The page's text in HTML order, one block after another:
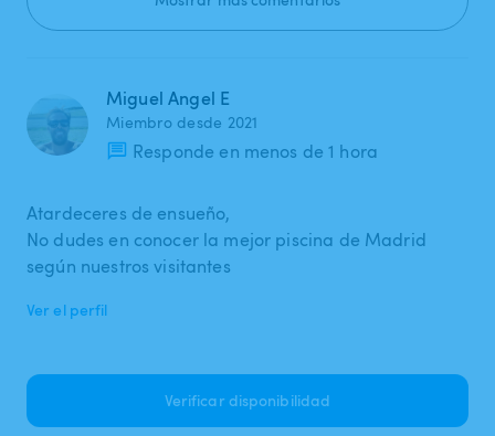
Miguel Angel E
Miembro desde 2021
Responde en menos de 1 hora
Atardeceres de ensueño,
No dudes en conocer la mejor piscina de Madrid
según nuestros visitantes
Ver el perfil
Verificar disponibilidad